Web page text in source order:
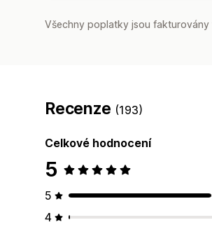
Všechny poplatky jsou
Recenze (193)
Celkové hodnocení
5
5
4